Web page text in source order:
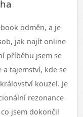
odměn, a je
jak najít online
příběhu jsem se
tajemství, kde se
kouzel. Je
rezonance
jsem dokončil